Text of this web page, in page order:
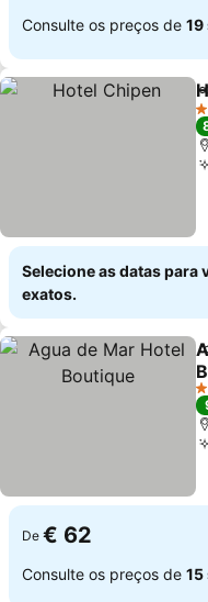
Consulte os preços de 19
1
Selecione as datas para
exatos.
4
De € 62
Consulte os preços de 15